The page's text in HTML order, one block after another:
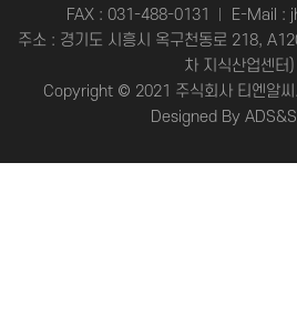
FAX : 031-488-0131
E-Mail :
주소 : 경기도 시흥시 옥구천동로 218,
차 지식산업센터)
Copyright © 2021 주식회사 티엔알
Designed By